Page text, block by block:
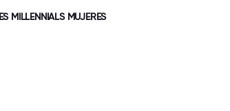
MILLENNIALS MUJERES